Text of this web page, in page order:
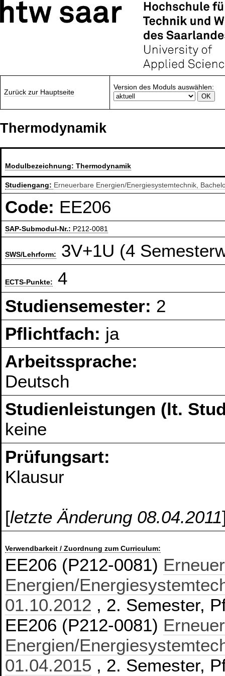
Zurück zur Hauptseite
Version des Moduls auswählen:
Thermodynamik
Modulbezeichnung:Thermodynamik
Studiengang: Erneuerbare Energien/Energiesystemtechnik,
Code: EE206
SAP-Submodul-Nr.: P212-0081
SWS/Lehrform: 3V+1U (4
ECTS-Punkte:
4
Studiensemester: 2
Pflichtfach: ja
Arbeitssprache:
Deutsch
Studienleistungen (lt.
keine
Prüfungsart:
Klausur
[letzte Änderung 08.04.2011
Verwendbarkeit / Zuordnung zum Curriculum:
EE206 (P212-0081)
Energien/
01.10.2012 , 2. Semester,
EE206 (P212-0081)
Energien/
01.04.2015 , 2. Semester,